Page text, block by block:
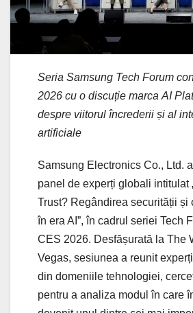
Seria Samsung Tech Forum
2026 cu o discuție marca AI
despre viitorul încrederii și al
artificiale
Samsung Electronics Co., Ltd.
panel de experți globali intitulat
Trust? Regândirea securității și
în era AI”, în cadrul seriei Tech
CES 2026. Desfășurată la The
Vegas, sesiunea a reunit
din domeniile tehnologiei,
pentru a analiza modul în care